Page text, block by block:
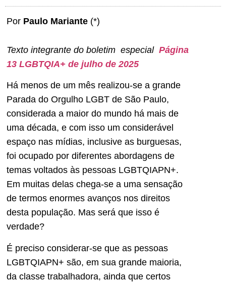
Por Paulo Mariante (*)
Texto integrante do boletim especial Página
13 LGBTQIA+ de julho de 2025
Há menos de um mês realizou-se a grande
Parada do Orgulho LGBT de São Paulo,
considerada a maior do mundo há mais de
uma década, e com isso um considerável
espaço nas mídias, inclusive as burguesas,
foi ocupado por diferentes abordagens de
temas voltados às pessoas LGBTQIAPN+.
Em muitas delas chega-se a uma sensação
de termos enormes avanços nos direitos
desta população. Mas será que isso é
verdade?
É preciso considerar-se que as pessoas
LGBTQIAPN+ são, em sua grande maioria,
da classe trabalhadora, ainda que certos